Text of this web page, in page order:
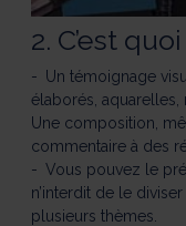
2. C’est quoi
Un témoignage
élaborés, aquarelles,
Une composition,
commentaire à des
Vous pouvez le
n’interdit de le
plusieurs thèmes.